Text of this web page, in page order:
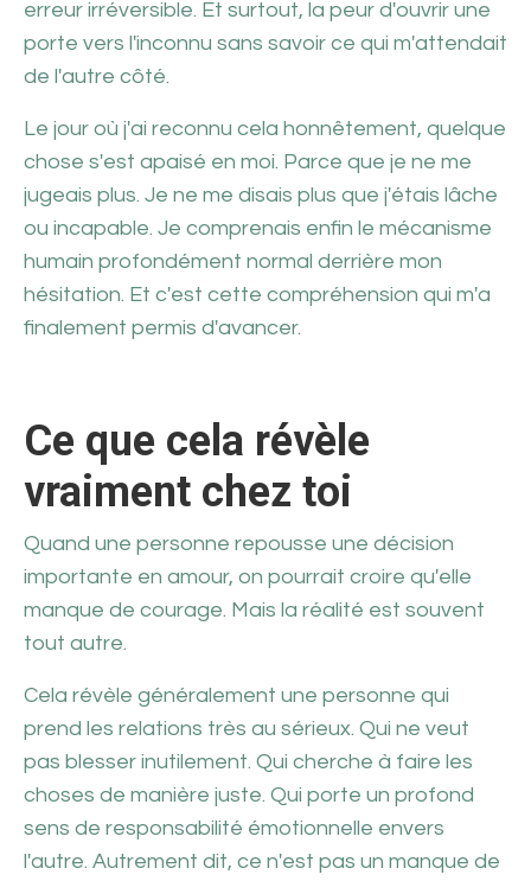
erreur irréversible. Et surtout, la peur d'ouvrir une
porte vers l'inconnu sans savoir ce qui m'attendait
de l'autre côté.
Le jour où j'ai reconnu cela honnêtement, quelque
chose s'est apaisé en moi. Parce que je ne me
jugeais plus. Je ne me disais plus que j'étais lâche
ou incapable. Je comprenais enfin le mécanisme
humain profondément normal derrière mon
hésitation. Et c'est cette compréhension qui m'a
finalement permis d'avancer.
Ce que cela révèle
vraiment chez toi
Quand une personne repousse une décision
importante en amour, on pourrait croire qu'elle
manque de courage. Mais la réalité est souvent
tout autre.
Cela révèle généralement une personne qui
prend les relations très au sérieux. Qui ne veut
pas blesser inutilement. Qui cherche à faire les
choses de manière juste. Qui porte un profond
sens de responsabilité émotionnelle envers
l'autre. Autrement dit, ce n'est pas un manque de